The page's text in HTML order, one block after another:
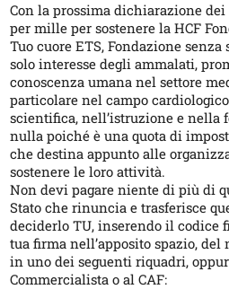
Con la prossima dichiarazione
per mille per sostenere la HCF
Tuo cuore ETS, Fondazione
solo interesse degli ammalati,
conoscenza umana nel settore
particolare nel campo
scientifica, nell’istruzione e nella
nulla poiché è una quota di
che destina appunto alle
sostenere le loro attività.
Non devi pagare niente di più di
Stato che rinuncia e trasferisce
deciderlo TU, inserendo il codice
tua firma nell’apposito spazio, del
in uno dei seguenti riquadri,
Commercialista o al CAF: